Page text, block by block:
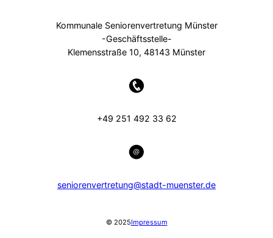
Kommunale Seniorenvertretung Münster
-Geschäftsstelle-
Klemensstraße 10, 48143 Münster
+49 251 492 33 62
seniorenvertretung@stadt-muenster.de
© 2025Impressum